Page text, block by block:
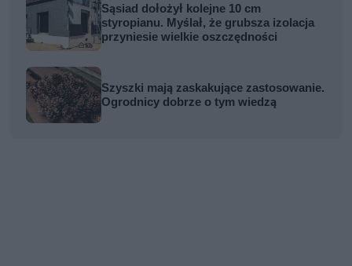
Sąsiad dołożył kolejne 10 cm
styropianu. Myślał, że grubsza izolacja
przyniesie wielkie oszczędności
Szyszki mają zaskakujące zastosowanie.
Ogrodnicy dobrze o tym wiedzą